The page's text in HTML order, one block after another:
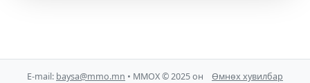
E-mail: baysa@mmo.mn • ММОХ © 2025 он Өмнөх хувилбар